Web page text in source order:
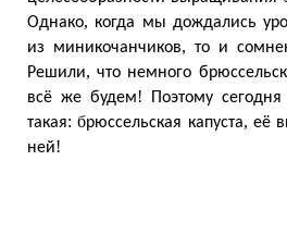
Однако, когда мы дождались
из
миникочанчиков, то и
Решили,что немного
всё же будем! Поэтому сегодня
такая: брюссельская капуста, её
ней!